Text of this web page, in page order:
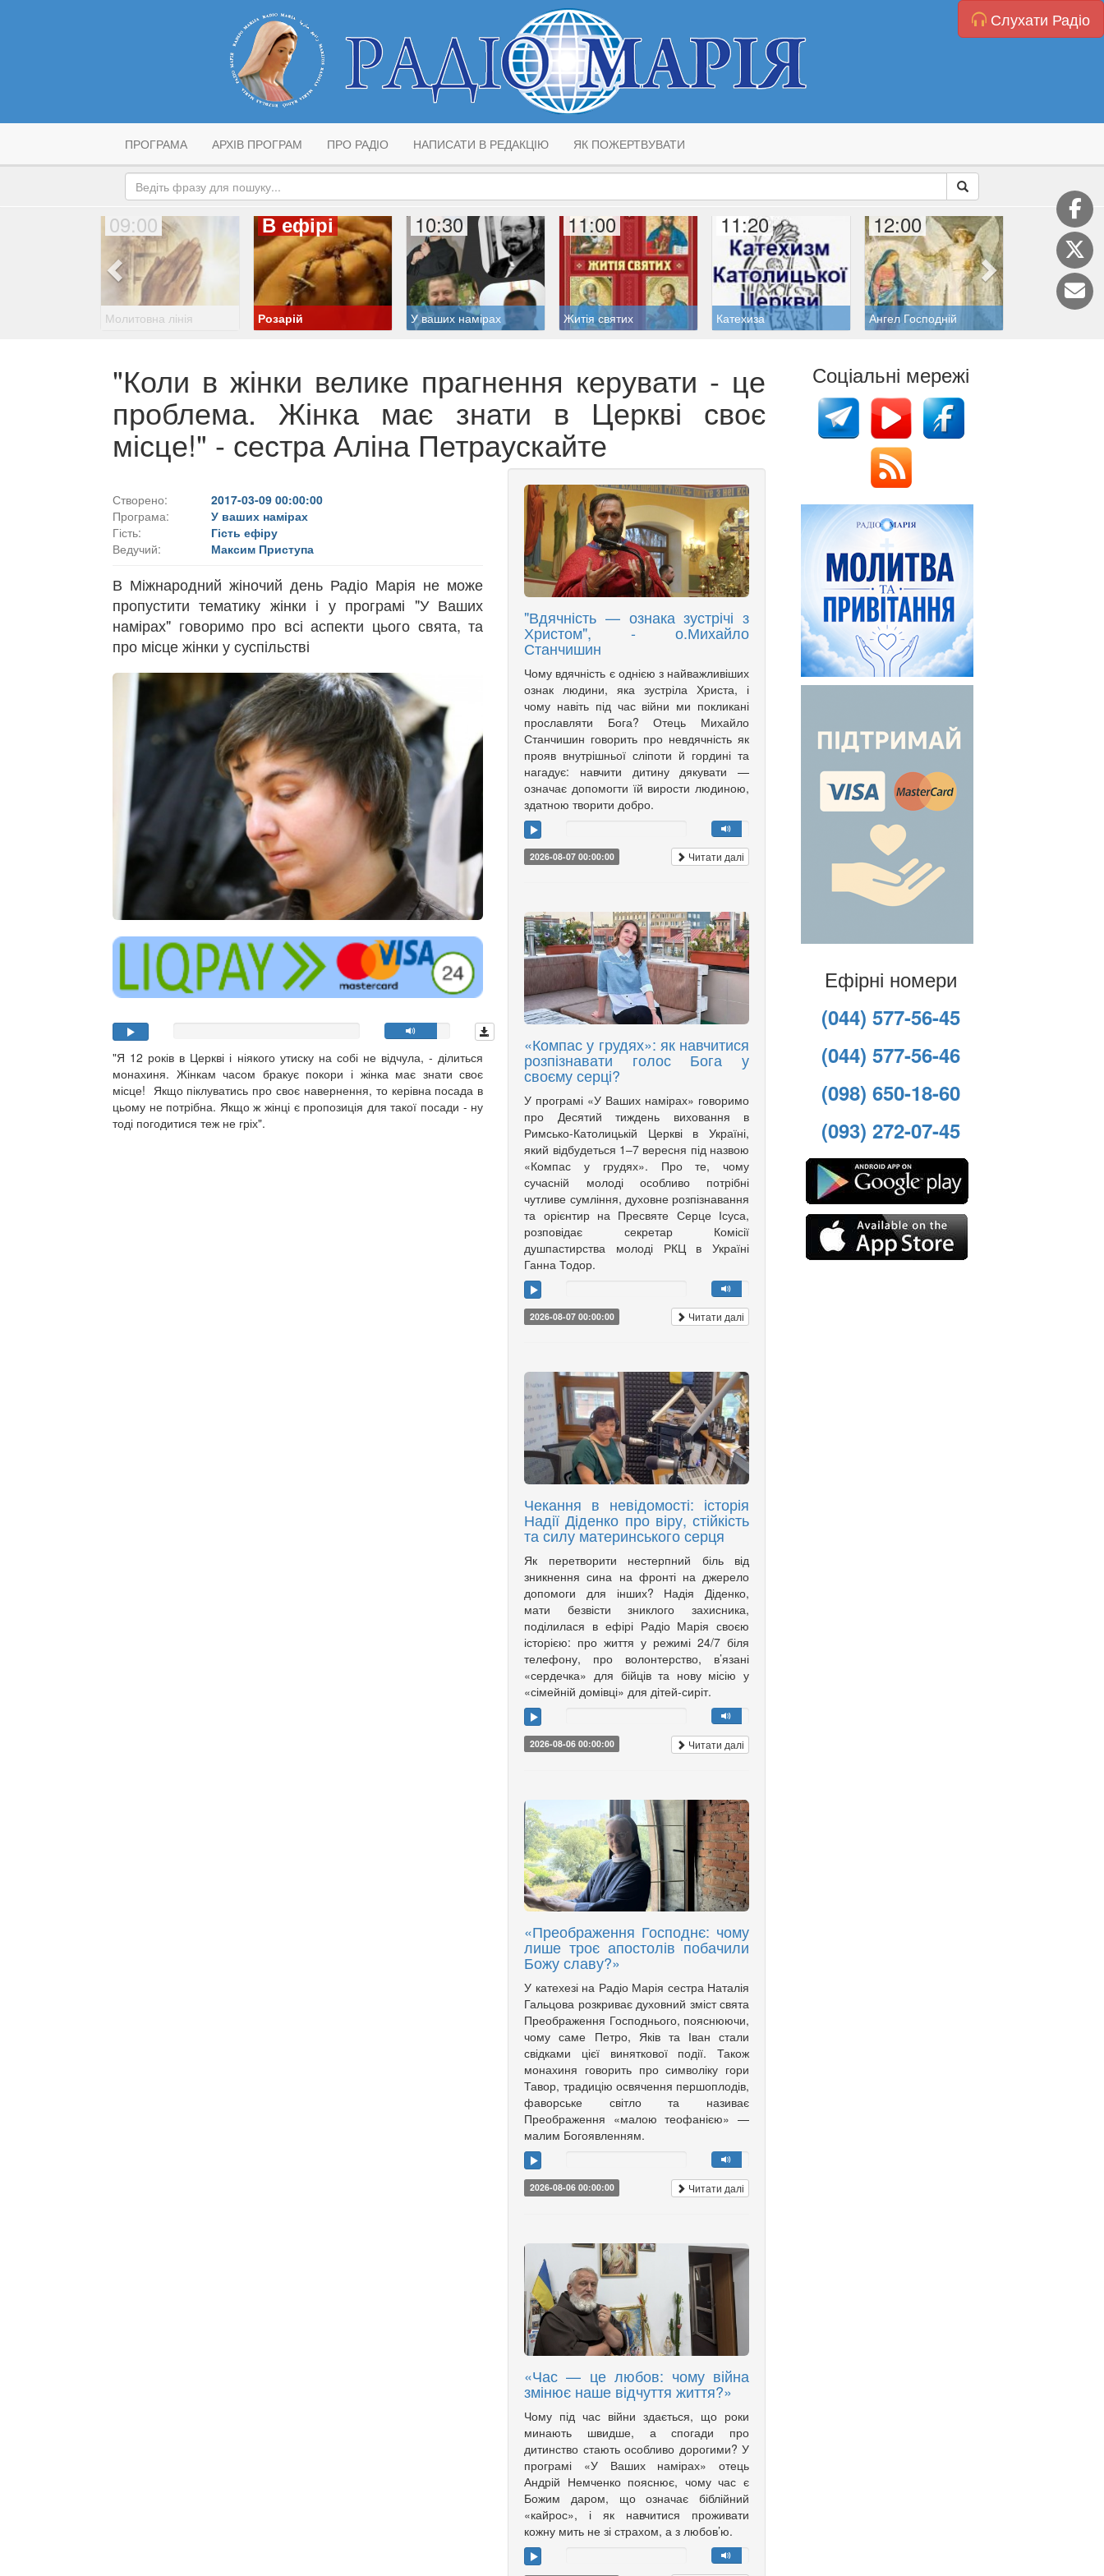
Слухати Радіо
ПРОГРАМА АРХІВ ПРОГРАМ ПРО РАДІО НАПИСАТИ В РЕДАКЦІЮ ЯК ПОЖЕРТВУВАТИ
09:00
Молитовна лінія
В ефірі
Розарій
10:30
У ваших намірах
11:00
Житія святих
11:20
Катехиза
12:00
Ангел Господній
12:20
"Коли в жінки велике прагнення керувати - це
проблема. Жінка має знати в Церкві своє
місце!" - сестра Аліна Петраускайте
Створено:
2017-03-09 00:00:00
Програма:
У ваших намірах
Гість:
Гість ефіру
Ведучий:
Максим Приступа
В Міжнародний жіночий день Радіо Марія не може
пропустити тематику жінки і у програмі "У Ваших
намірах" говоримо про всі аспекти цього свята, та
про місце жінки у суспільстві
"Я 12 років в Церкві і ніякого утиску на собі не відчула, - ділиться
монахиня. Жінкам часом бракує покори і жінка має знати своє
місце! Якщо піклуватись про своє навернення, то керівна посада в
цьому не потрібна. Якщо ж жінці є пропозиція для такої посади - ну
тоді погодитися теж не гріх".
"Вдячність — ознака зустрічі з
Христом", - о.Михайло
Станчишин
Чому вдячність є однією з найважливіших
ознак людини, яка зустріла Христа, і
чому навіть під час війни ми покликані
прославляти Бога? Отець Михайло
Станчишин говорить про невдячність як
прояв внутрішньої сліпоти й гордині та
нагадує: навчити дитину дякувати —
означає допомогти їй вирости людиною,
здатною творити добро.
2026-08-07 00:00:00 Читати далі
«Компас у грудях»: як навчитися
розпізнавати голос Бога у
своєму серці?
У програмі «У Ваших намірах» говоримо
про Десятий тиждень виховання в
Римсько-Католицькій Церкві в Україні,
який відбудеться 1–7 вересня під назвою
«Компас у грудях». Про те, чому
сучасній молоді особливо потрібні
чутливе сумління, духовне розпізнавання
та орієнтир на Пресвяте Серце Ісуса,
розповідає секретар Комісії
душпастирства молоді РКЦ в Україні
Ганна Тодор.
2026-08-07 00:00:00 Читати далі
Чекання в невідомості: історія
Надії Діденко про віру, стійкість
та силу материнського серця
Як перетворити нестерпний біль від
зникнення сина на фронті на джерело
допомоги для інших? Надія Діденко,
мати безвісти зниклого захисника,
поділилася в ефірі Радіо Марія своєю
історією: про життя у режимі 24/7 біля
телефону, про волонтерство, в’язані
«сердечка» для бійців та нову місію у
«сімейній домівці» для дітей-сиріт.
2026-08-06 00:00:00 Читати далі
«Преображення Господнє: чому
лише троє апостолів побачили
Божу славу?»
У катехезі на Радіо Марія сестра Наталія
Гальцова розкриває духовний зміст свята
Преображення Господнього, пояснюючи,
чому саме Петро, Яків та Іван стали
свідками цієї виняткової події. Також
монахиня говорить про символіку гори
Тавор, традицію освячення першоплодів,
фаворське світло та називає
Преображення «малою теофанією» —
малим Богоявленням.
2026-08-06 00:00:00 Читати далі
«Час — це любов: чому війна
змінює наше відчуття життя?»
Чому під час війни здається, що роки
минають швидше, а спогади про
дитинство стають особливо дорогими? У
програмі «У Ваших намірах» отець
Андрій Немченко пояснює, чому час є
Божим даром, що означає біблійний
«кайрос», і як навчитися проживати
кожну мить не зі страхом, а з любов’ю.
Соціальні мережі
Ефірні номери
(044) 577-56-45
(044) 577-56-46
(098) 650-18-60
(093) 272-07-45